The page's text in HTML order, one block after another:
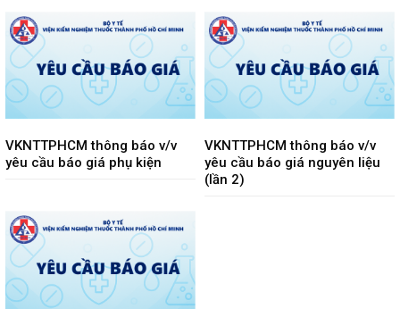
VKNTTPHCM thông báo v/v
yêu cầu báo giá phụ kiện
VKNTTPHCM thông báo v/v
yêu cầu báo giá nguyên liệu
(lần 2)